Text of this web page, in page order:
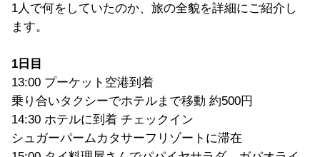
1人で何をしていたのか、旅の全貌を詳細にご紹介し
ます。
1日目
13:00 プーケット空港到着
乗り合いタクシーでホテルまで移動 約500円
14:30 ホテルに到着 チェックイン
シュガーパームカタサーフリゾートに滞在